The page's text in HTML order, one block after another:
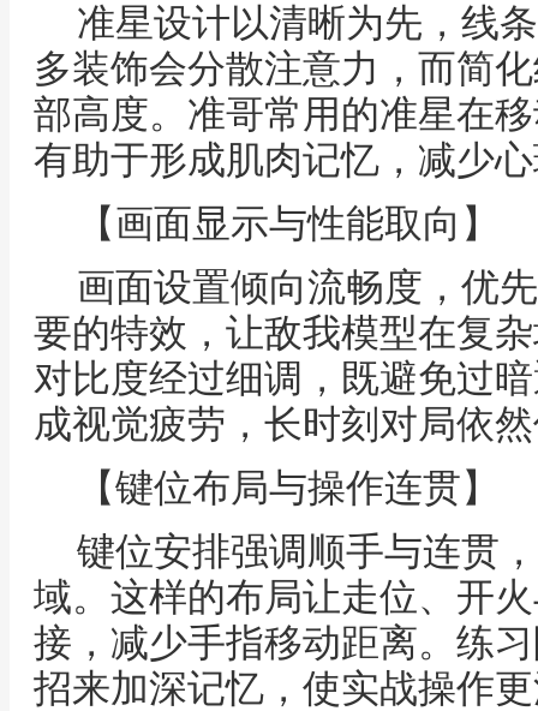
准星设计以清晰为先，线
多装饰会分散注意力，而简
部高度。准哥常用的准星在
有助于形成肌肉记忆，减少
【画面显示与性能取向】
画面设置倾向流畅度，优
要的特效，让敌我模型在复
对比度经过细调，既避免过
成视觉疲劳，长时刻对局依
【键位布局与操作连贯】
键位安排强调顺手与连贯
域。这样的布局让走位、开
接，减少手指移动距离。练
招来加深记忆，使实战操作